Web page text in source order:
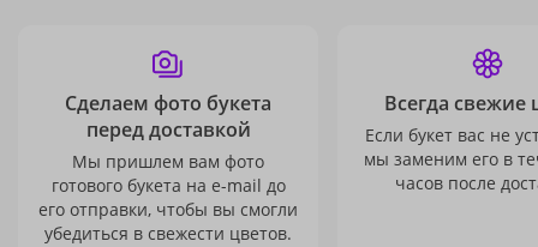
Сделаем фото букета
перед доставкой
Мы пришлем вам фото
готового букета на e-mail до
его отправки, чтобы вы смогли
убедиться в свежести цветов.
Всегда свежие
Если букет вас не
мы заменим его в
часов после